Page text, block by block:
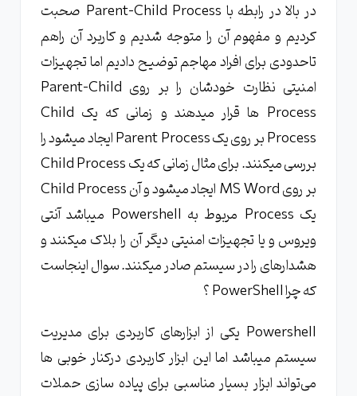
در بالا در رابطه با Parent-Child Process صحبت
کردیم و مفهوم آن را متوجه شدیم و کاربرد آن راهم
تاحدودی برای افراد مهاجم توضیح دادیم اما تجهیزات
امنیتی نظارت خودشان را بر روی Parent-Child
Process ها قرار میدهند و زمانی که یک Child
Process بر روی یک Parent Process ایجاد میشود را
بررسی میکنند. برای مثال زمانی که یک Child Process
بر روی MS Word ایجاد میشود و آن Child Process
یک Process مربوط به Powershell میباشد آنتی
ویروس و یا تجهیزات امنیتی دیگر آن را بلاک میکنند و
هشدارهای را در سیستم صادر میکنند. سوال اینجاست
که چرا PowerShell ؟
Powershell یکی از ابزارهای کاربردی برای مدیریت
سیستم میباشد اما این ابزار کاربردی در‌کنار خوبی ها
می‌تواند ابزار بسیار مناسبی برای پیاده سازی حملات